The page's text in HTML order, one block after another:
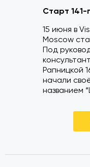
Старт
15 июня в
Moscow
Под
Рапницкой
начали
названием